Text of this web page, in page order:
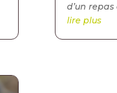
d’un repas
lire plus